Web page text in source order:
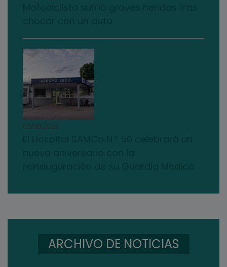
03/08/2026
ARCHIVO DE NOTICIAS